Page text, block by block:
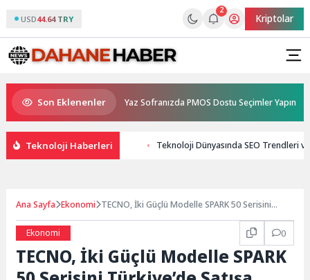
USD44.64 TRY
2
Kriptolar
Son Eklenenler
zirve yapacak Yaz Sofranızda PMOS Dostu Seçimler Yapın
Teknoloji Haberleri Teknoloji Dünyasında SEO Trendleri
Ana Sayfa Ekonomi TECNO, İki Güçlü Modelle SPARK 50 Serisini
Ekonomi
0
TECNO, İki Güçlü Modelle SPARK